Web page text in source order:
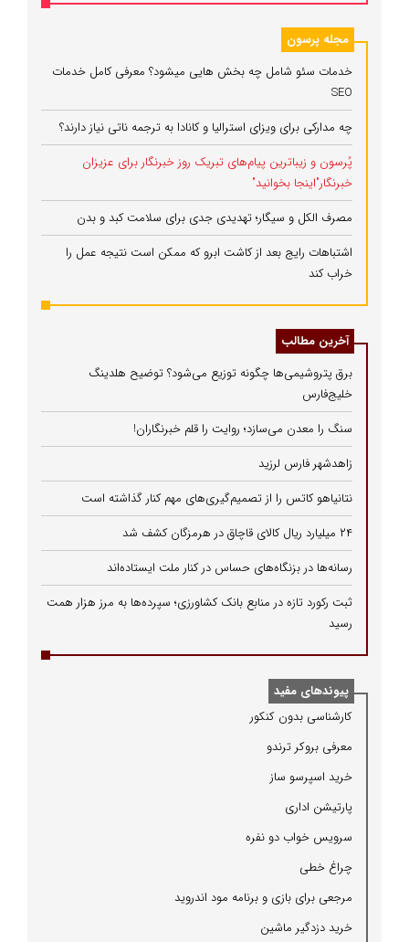
مجله پرسون
خدمات سئو شامل چه بخش هایی میشود؟ معرفی کامل خدمات
SEO
چه مدارکی برای ویزای استرالیا و کانادا به ترجمه ناتی نیاز دارند؟
پُرسون و زیباترین پیام‌های تبریک روز خبرنگار برای عزیزان
خبرنگار"اینجا بخوانید"
مصرف الکل و سیگار؛ تهدیدی جدی برای سلامت کبد و بدن
اشتباهات رایج بعد از کاشت ابرو که ممکن است نتیجه عمل را
خراب کند
آخرین مطالب
برق پتروشیمی‌ها چگونه توزیع می‌شود؟ توضیح هلدینگ
خلیج‌فارس
سنگ را معدن می‌سازد؛ روایت را قلم خبرنگاران!
زاهدشهر فارس لرزید
نتانیاهو کاتس را از تصمیم‌گیری‌های مهم کنار گذاشته است
۲۴ میلیارد ریال کالای قاچاق در هرمزگان کشف شد
رسانه‌ها در بزنگاه‌های حساس در کنار ملت ایستاده‌اند
ثبت رکورد تازه در منابع بانک کشاورزی؛ سپرده‌ها به مرز هزار همت
رسید
پیوندهای مفید
كارشناسی بدون كنكور
معرفی بروكر ترندو
خرید اسپرسو ساز
پارتیشن اداری
سرویس خواب دو نفره
چراغ خطی
مرجعی برای بازی و برنامه مود اندروید
خرید دزدگیر ماشین